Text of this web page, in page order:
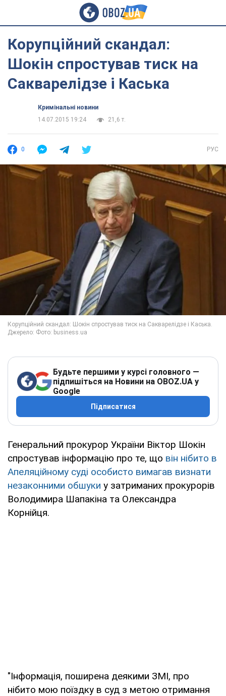
Корупційний скандал:
Шокін спростував тиск на
Сакварелідзе і Каська
Кримінальні новини
14.07.2015 19:24
21,6 т.
0 РУС
Будьте першими у курсі головного —
підпишіться на Новини на OBOZ.UA у
Google
Підписатися
Генеральний прокурор України Віктор Шокін
спростував інформацію про те, що він нібито в
Апеляційному суді особисто вимагав визнати
незаконними обшуки у затриманих прокурорів
Володимира Шапакіна та Олександра
Корнійця.
"Інформація, поширена деякими ЗМІ, про
нібито мою поїздку в суд з метою отримання